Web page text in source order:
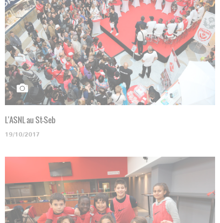
L'ASNL au St-Seb
19/10/2017